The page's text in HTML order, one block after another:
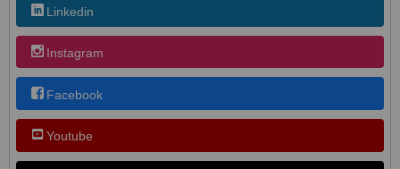
Linkedin
Instagram
Facebook
Youtube